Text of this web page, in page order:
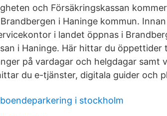
och Försäkringskassan
i Haninge kommun.
i landet öppnas i
i Haninge. Här hittar du öppettider
på vardagar och helgdagar samt
du e-tjänster, digitala guider och
i stockholm